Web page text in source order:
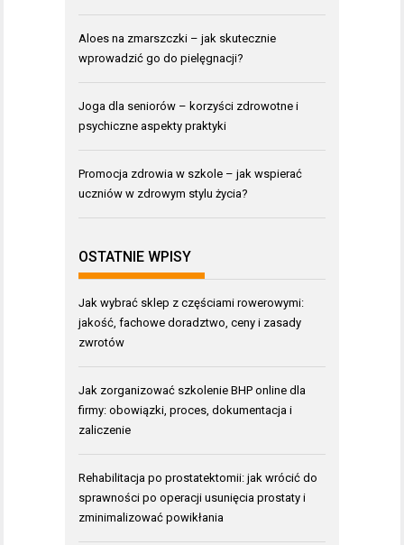
Aloes na zmarszczki – jak skutecznie
wprowadzić go do pielęgnacji?
Joga dla seniorów – korzyści zdrowotne i
psychiczne aspekty praktyki
Promocja zdrowia w szkole – jak wspierać
uczniów w zdrowym stylu życia?
OSTATNIE WPISY
Jak wybrać sklep z częściami rowerowymi:
jakość, fachowe doradztwo, ceny i zasady
zwrotów
Jak zorganizować szkolenie BHP online dla
firmy: obowiązki, proces, dokumentacja i
zaliczenie
Rehabilitacja po prostatektomii: jak wrócić do
sprawności po operacji usunięcia prostaty i
zminimalizować powikłania